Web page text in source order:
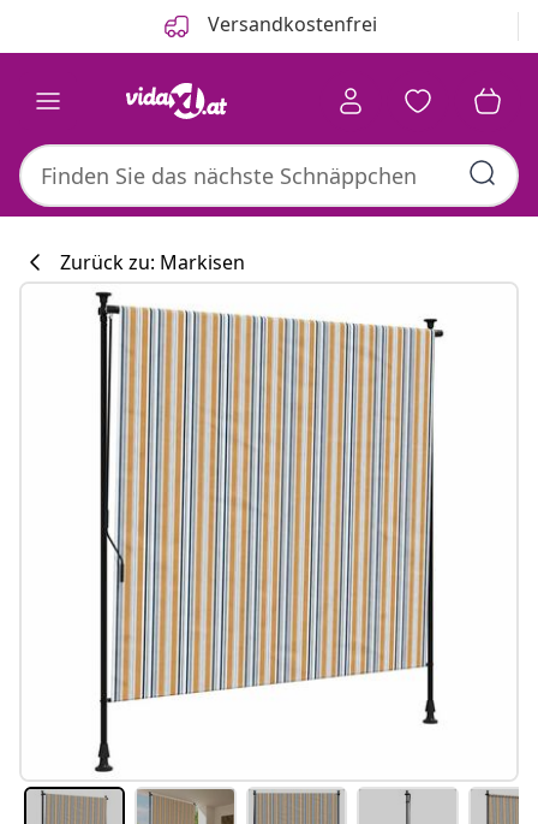
Versandkostenfrei
#sharemevidaxl
Zurück zu: Markisen